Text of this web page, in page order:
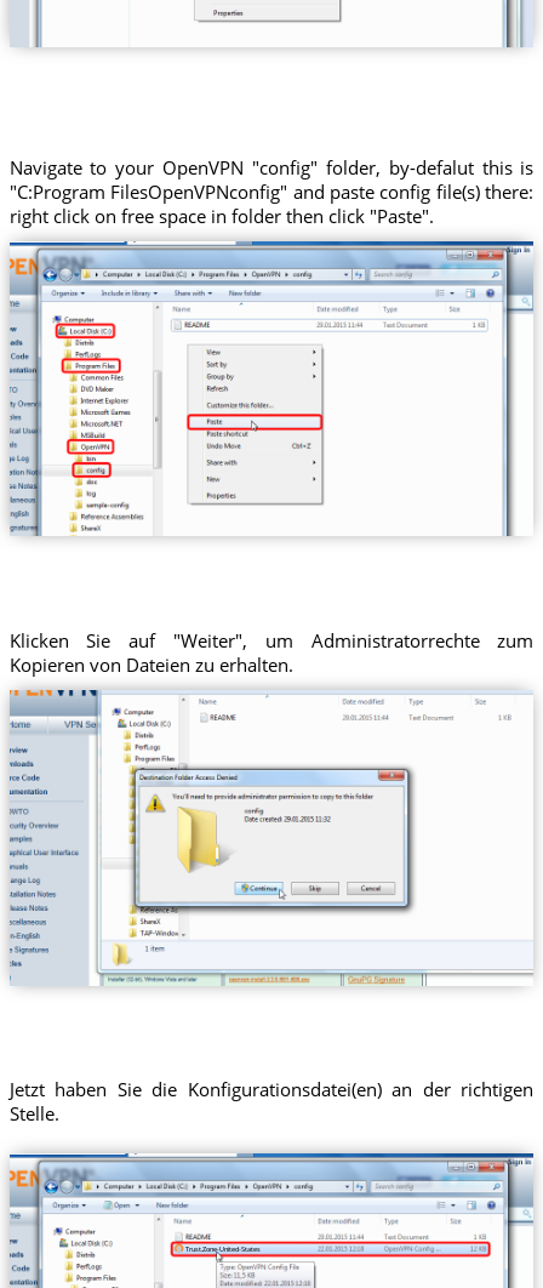
Navigate to your OpenVPN "config" folder, by-defalut this is
"C:Program FilesOpenVPNconfig" and paste config file(s) there:
right click on free space in folder then click "Paste".
Klicken Sie auf "Weiter", um Administratorrechte zum
Kopieren von Dateien zu erhalten.
Jetzt haben Sie die Konfigurationsdatei(en) an der richtigen
Stelle.
Trust.Zone-United-States